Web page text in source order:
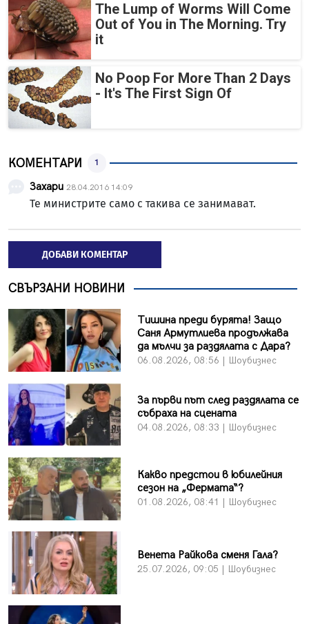
The Lump of Worms Will Come
Out of You in The Morning. Try
it
No Poop For More Than 2 Days
- It's The First Sign Of
КОМЕНТАРИ 1
Захари 28.04.2016 14:09
Те министрите само с такива се занимават.
ДОБАВИ КОМЕНТАР
СВЪРЗАНИ НОВИНИ
Тишина преди бурята! Защо
Саня Армутлиева продължава
да мълчи за раздялата с Дара?
06.08.2026, 08:56 | Шоубизнес
За първи път след раздялата се
събраха на сцената
04.08.2026, 08:33 | Шоубизнес
Какво предстои в юбилейния
сезон на „Фермата“?
01.08.2026, 08:41 | Шоубизнес
Венета Райкова сменя Гала?
25.07.2026, 09:05 | Шоубизнес